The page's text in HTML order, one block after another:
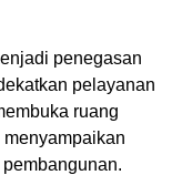
penegasan
pelayanan
ruang